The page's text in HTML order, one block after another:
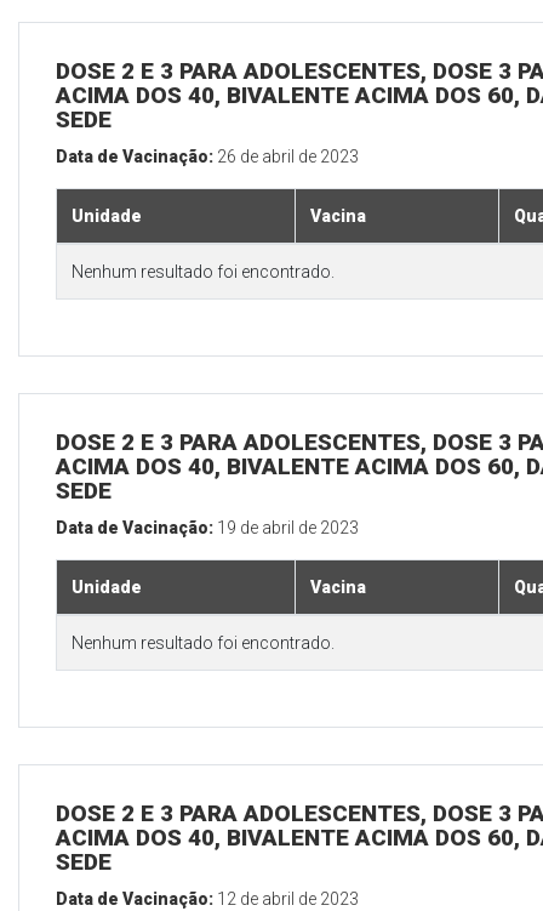
DOSE 2 E 3 PARA ADOLESCENTES, DOSE 3
ACIMA DOS 40, BIVALENTE ACIMA DOS 60,
SEDE
Data de Vacinação: 26 de abril de 2023
Unidade Vacina
Nenhum resultado foi encontrado.
DOSE 2 E 3 PARA ADOLESCENTES, DOSE 3
ACIMA DOS 40, BIVALENTE ACIMA DOS 60,
SEDE
Data de Vacinação: 19 de abril de 2023
Unidade Vacina
Nenhum resultado foi encontrado.
DOSE 2 E 3 PARA ADOLESCENTES, DOSE 3
ACIMA DOS 40, BIVALENTE ACIMA DOS 60,
SEDE
Data de Vacinação: 12 de abril de 2023